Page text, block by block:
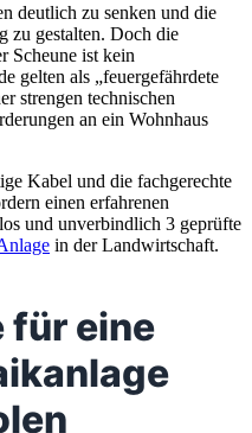
deutlich zu senken und die
zu gestalten. Doch die
Scheune ist kein
gelten als „feuergefährdete
strengen technischen
an ein Wohnhaus
Kabel und die fachgerechte
einen erfahrenen
und unverbindlich 3 geprüfte
in der Landwirtschaft.
für eine